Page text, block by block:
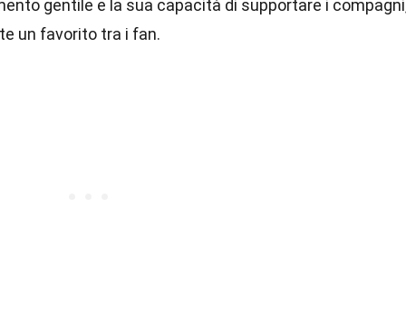
gentile e la sua capacità di supportare i
un favorito tra i fan.